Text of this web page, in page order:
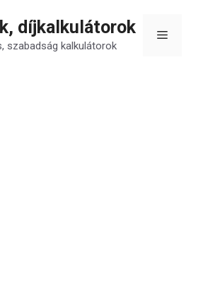
díjkalkulátorok
szabadság kalkulátorok
Menü